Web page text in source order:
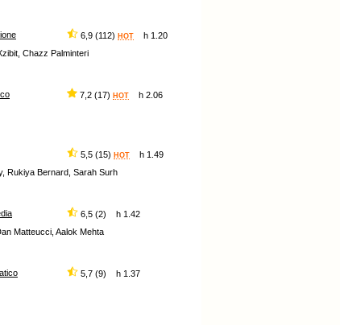
6,9 (112) HOT h 1.20
Chazz Palminteri
7,2 (17) HOT h 2.06
5,5 (15) HOT h 1.49
Rukiya Bernard, Sarah Surh
6,5 (2) h 1.42
Matteucci, Aalok Mehta
5,7 (9) h 1.37